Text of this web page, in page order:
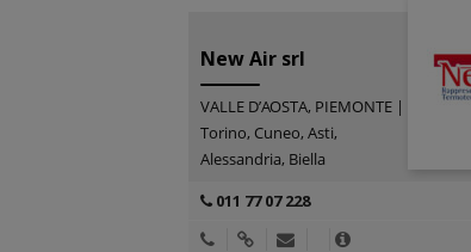
New Air srl
VALLE D’AOSTA, PIEMONTE |
Torino, Cuneo, Asti,
Alessandria, Biella
011 77 07 228